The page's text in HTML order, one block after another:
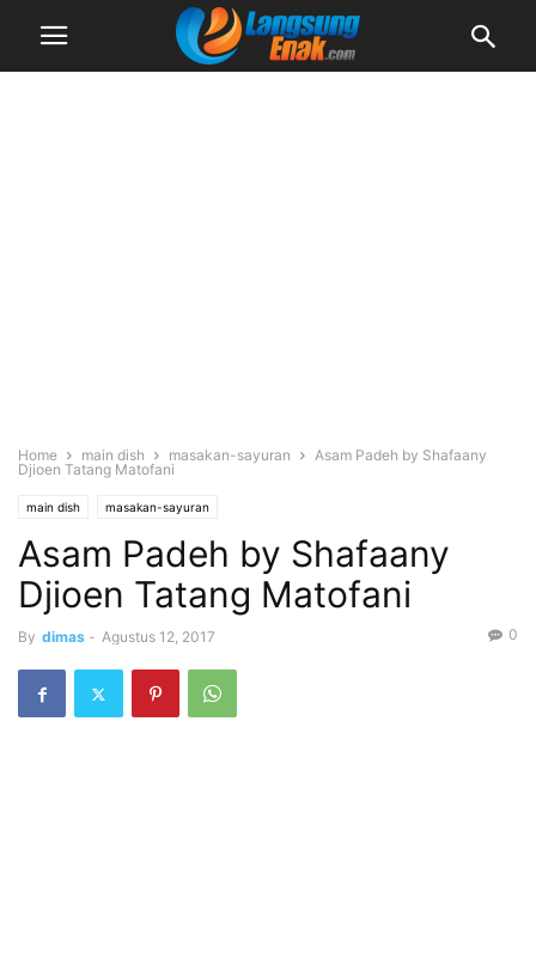
Home main dish masakan-sayuran
Asam Padeh by Shafaany
Djioen Tatang Matofani
main dish masakan-sayuran
Asam Padeh by Shafaany
Djioen Tatang Matofani
By dimas - Agustus 12, 2017 0